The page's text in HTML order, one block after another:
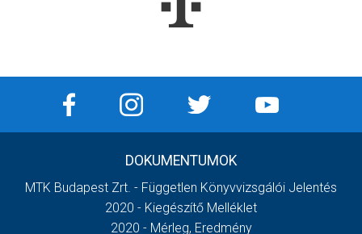
DOKUMENTUMOK
MTK Budapest Zrt. - Független Könyvvizsgálói Jelentés
2020 - Kiegészítő Melléklet
2020 - Mérleg, Eredmény